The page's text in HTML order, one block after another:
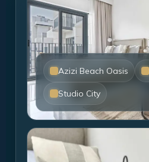
Azizi Beach Oasis
Studio City